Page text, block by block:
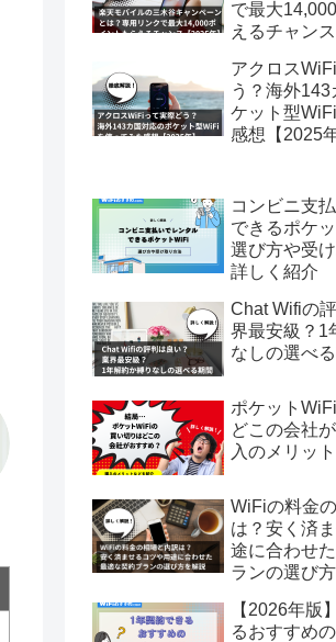
で最大
えるチャン
アクロス
う？海外
ケット型
感想【2025年
コンビニ支
できるポケ
選び方や受
詳しく紹介
Chat Wifiの
界最安級？1
なしの選べ
ポケット
どこの会社
入のメリッ
WiFiの料金
は？安く済
途に合わせ
ランの選び
【2026年版
るおすすめ